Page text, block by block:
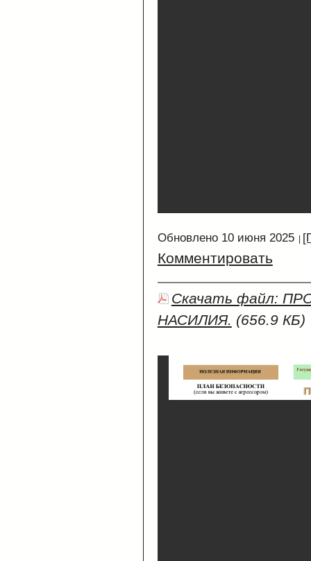
Обновлено 10 июня 2025
Комментировать
Скачать файл:
НАСИЛИЯ. (656.9 КБ)